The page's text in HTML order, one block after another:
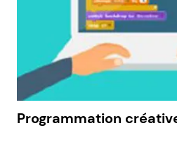
Programmation